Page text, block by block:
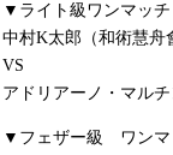
▼ライト級ワンマッチ
中村K太郎（和術慧舟
VS
アドリアーノ・マル
▼フェザー級 ワンマ